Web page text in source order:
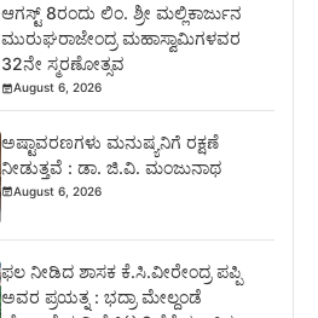
ಆಗಸ್ಟ್ 8ರಂದು ಲಿಂ. ಶ್ರೀ ಮಲ್ಲಿಕಾರ್ಜುನ
ಮುರುಘರಾಜೇಂದ್ರ ಮಹಾಸ್ವಾಮಿಗಳವರ
32ನೇ ಸ್ಮರಣೋತ್ಸವ
August 6, 2026
ಅಷ್ಟಾವರಣಗಳು ಮನುಷ್ಯನಿಗೆ ರಕ್ಷಣೆ
ನೀಡುತ್ತವೆ : ಡಾ. ಜಿ.ವಿ. ಮಂಜುನಾಥ
August 6, 2026
ಫಲ ನೀಡಿದ ಶಾಸಕ ಕೆ.ಸಿ.ವೀರೇಂದ್ರ ಪಪ್ಪಿ
ಅವರ ಪ್ರಯತ್ನ : ಭದ್ರಾ ಮೇಲ್ದಂಡೆ